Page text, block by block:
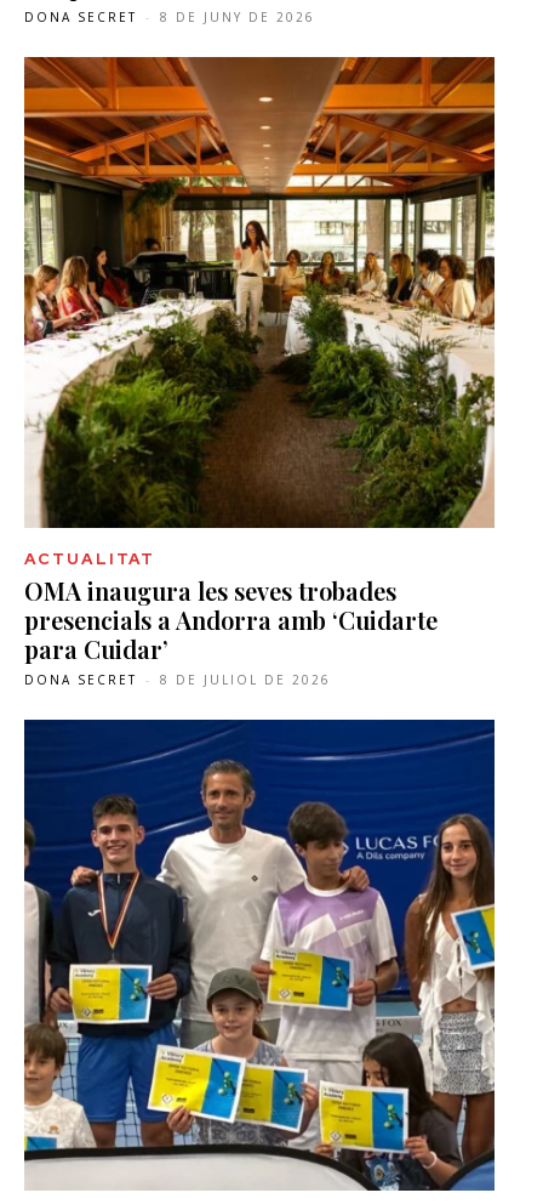
DONA SECRET - 8 DE JUNY DE 2026
ACTUALITAT
OMA inaugura les seves trobades
presencials a Andorra amb ‘Cuidarte
para Cuidar’
DONA SECRET - 8 DE JULIOL DE 2026